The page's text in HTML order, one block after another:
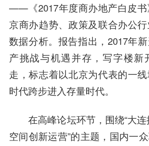
——《2017年度商办地产白皮书
京商办趋势、政策及联合办公
数据分析。报告指出，2017年
产挑战与机遇并存，写字楼新
走，标志着以北京为代表的一
时代跨步进入存量时代。
在高峰论坛环节，围绕“大
空间创新运营”的主题，国内一